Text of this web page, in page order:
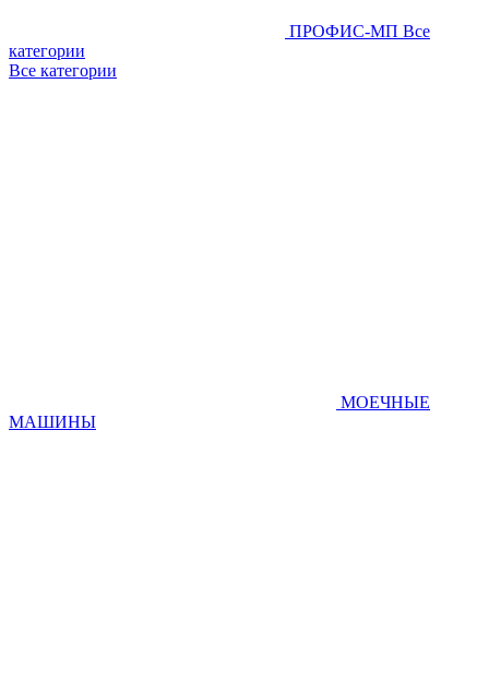
ПРОФИС-МП Все
категории
Все категории
МОЕЧНЫЕ
МАШИНЫ